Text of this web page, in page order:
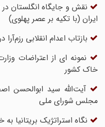
نقش و جایگاه انگلستان در
ایران (با تکیه بر عصر پهلوی)
بازتاب اعدام انقلابی رزم‌آرا
نمونه ای از اعتراضات
خاک کشور
آیت‌الله سید ابوالحسن
مجلس شورای ملی
نگاه استراتژیک بریتانیا به